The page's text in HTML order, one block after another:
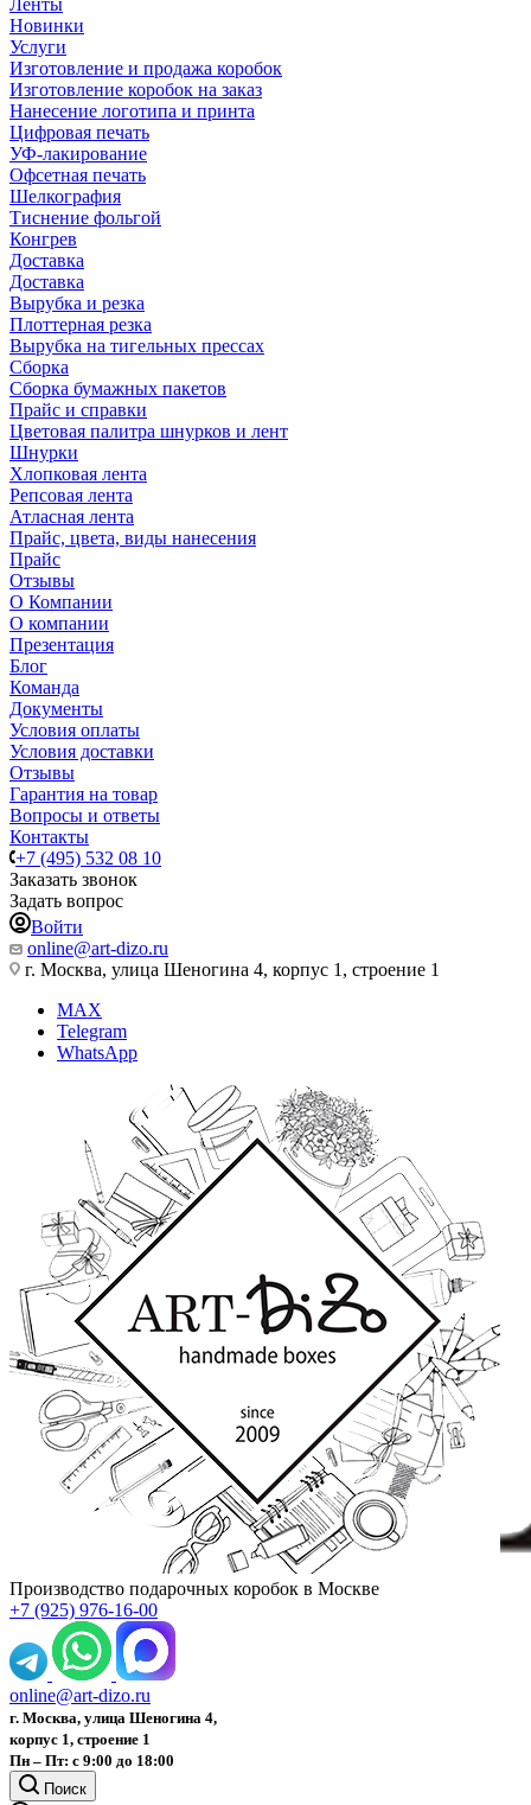
Ленты
Новинки
Услуги
Изготовление и продажа коробок
Изготовление коробок на заказ
Нанесение логотипа и принта
Цифровая печать
УФ-лакирование
Офсетная печать
Шелкография
Тиснение фольгой
Конгрев
Доставка
Доставка
Вырубка и резка
Плоттерная резка
Вырубка на тигельных прессах
Сборка
Сборка бумажных пакетов
Прайс и справки
Цветовая палитра шнурков и лент
Шнурки
Хлопковая лента
Репсовая лента
Атласная лента
Прайс, цвета, виды нанесения
Прайс
Отзывы
О Компании
О компании
Презентация
Блог
Команда
Документы
Условия оплаты
Условия доставки
Отзывы
Гарантия на товар
Вопросы и ответы
Контакты
+7 (495) 532 08 10
Заказать звонок
Задать вопрос
Войти
online@art-dizo.ru
г. Москва, улица Шеногина 4, корпус 1, строение 1
MAX
Telegram
WhatsApp
Производство подарочных коробок в Москве
+7 (925) 976-16-00
online@art-dizo.ru
г. Москва, улица Шеногина 4,
корпус 1, строение 1
Пн – Пт: с 9:00 до 18:00
Поиск